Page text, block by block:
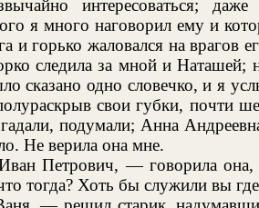
интересоваться; даже
я много наговорил ему и
и горько жаловался на врагов
следила за мной и Наташей;
сказано одно словечко, и я
свои губки, почти
подумали; Анна
Не верила она мне.
Петрович, — говорила
тогда? Хоть бы служили вы